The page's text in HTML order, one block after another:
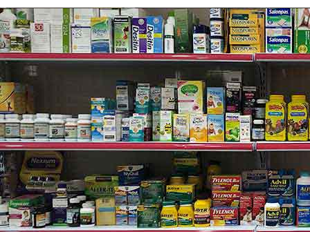
quyện cùng hương hoa hạnh nhân ấm ấm ngọt ngào
đáng yêu. Hương dễ chịu thư thái & nhẹ nhàng.
Amber Romance Sunkisses: bừng sáng với gỗ vàng,
xạ hương, hoa mặt trời, dừa, hoa nhài và hổ phách. Là
một cuộc phiêu lưu mùi hương phù hợp với nàng có
phong cách tự tin & mạnh mẽ.
Tropical Spritz: một chút ngọt ngào hương ổi xá lị xen
với hương cocktail tươi vui & hoa mặt trời trong sáng
nhẹ nhàng, nàng sẽ cảm thấy thư thái bay bổng như lạc
vào vườn ổi thanh thoáng & dễ chịu.
Santorini Neroli Water: hương hoa Lily chủ đạo thêm